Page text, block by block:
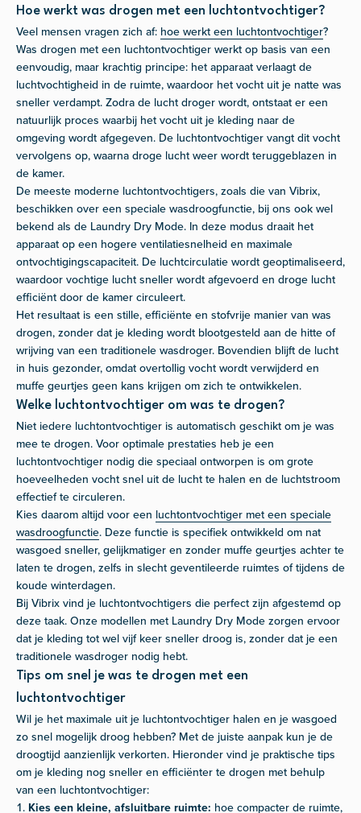
Hoe werkt was drogen met een luchtontvochtiger?
Veel mensen vragen zich af: hoe werkt een luchtontvochtiger?
Was drogen met een luchtontvochtiger werkt op basis van een
eenvoudig, maar krachtig principe: het apparaat verlaagt de
luchtvochtigheid in de ruimte, waardoor het vocht uit je natte was
sneller verdampt. Zodra de lucht droger wordt, ontstaat er een
natuurlijk proces waarbij het vocht uit je kleding naar de
omgeving wordt afgegeven. De luchtontvochtiger vangt dit vocht
vervolgens op, waarna droge lucht weer wordt teruggeblazen in
de kamer.
De meeste moderne luchtontvochtigers, zoals die van Vibrix,
beschikken over een speciale wasdroogfunctie, bij ons ook wel
bekend als de Laundry Dry Mode. In deze modus draait het
apparaat op een hogere ventilatiesnelheid en maximale
ontvochtigingscapaciteit. De luchtcirculatie wordt geoptimaliseerd,
waardoor vochtige lucht sneller wordt afgevoerd en droge lucht
efficiënt door de kamer circuleert.
Het resultaat is een stille, efficiënte en stofvrije manier van was
drogen, zonder dat je kleding wordt blootgesteld aan de hitte of
wrijving van een traditionele wasdroger. Bovendien blijft de lucht
in huis gezonder, omdat overtollig vocht wordt verwijderd en
muffe geurtjes geen kans krijgen om zich te ontwikkelen.
Welke luchtontvochtiger om was te drogen?
Niet iedere luchtontvochtiger is automatisch geschikt om je was
mee te drogen. Voor optimale prestaties heb je een
luchtontvochtiger nodig die speciaal ontworpen is om grote
hoeveelheden vocht snel uit de lucht te halen en de luchtstroom
effectief te circuleren.
Kies daarom altijd voor een luchtontvochtiger met een speciale
wasdroogfunctie. Deze functie is specifiek ontwikkeld om nat
wasgoed sneller, gelijkmatiger en zonder muffe geurtjes achter te
laten te drogen, zelfs in slecht geventileerde ruimtes of tijdens de
koude winterdagen.
Bij Vibrix vind je luchtontvochtigers die perfect zijn afgestemd op
deze taak. Onze modellen met Laundry Dry Mode zorgen ervoor
dat je kleding tot wel vijf keer sneller droog is, zonder dat je een
traditionele wasdroger nodig hebt.
Tips om snel je was te drogen met een
luchtontvochtiger
Wil je het maximale uit je luchtontvochtiger halen en je wasgoed
zo snel mogelijk droog hebben? Met de juiste aanpak kun je de
droogtijd aanzienlijk verkorten. Hieronder vind je praktische tips
om je kleding nog sneller en efficiënter te drogen met behulp
van een luchtontvochtiger:
Kies een kleine, afsluitbare ruimte: hoe compacter de ruimte,